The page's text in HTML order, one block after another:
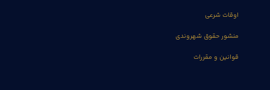
اوقات شرعی
منشور حقوق شهروندی
قوانین و مقررات